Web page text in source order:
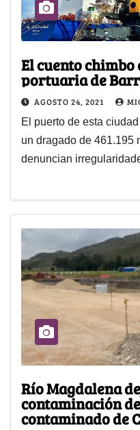
El cuento
portuaria de
AGOSTO 24, 2021
El puerto de esta
un dragado de 461.195
denuncian
Río Magdalena
contaminación
contaminado de